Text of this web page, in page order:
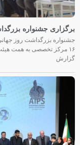
برگزاری جشنواره
۱۶ مرکز تخصصی به همت
گزارش